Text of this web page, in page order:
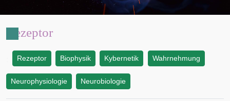
Rezeptor
Rezeptor Biophysik Kybernetik Wahrnehmung
Neurophysiologie Neurobiologie